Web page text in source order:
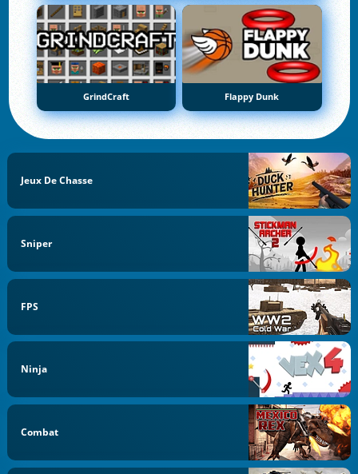
GrindCraft Flappy Dunk
Jeux De Chasse
Sniper
FPS
Ninja
Combat